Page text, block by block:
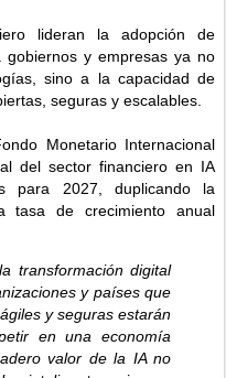
lideran la adopción de
gobiernos y empresas ya no
sino a la capacidad de
seguras y escalables.
Monetario Internacional
del sector financiero en IA
para 2027, duplicando la
tasa de crecimiento anual
transformación digital
y países que
y seguras estarán
en una economía
valor de la IA no